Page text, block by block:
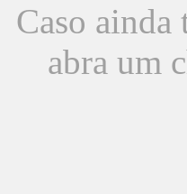
Caso ainda
abra um